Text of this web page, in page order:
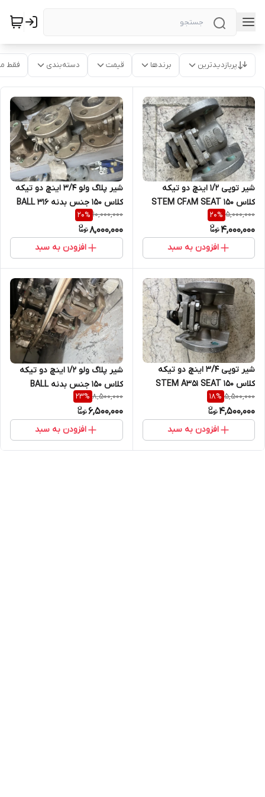
پربازدیدترین برندها قیمت دسته‌بندی فقط
شیر توپی 1/2 اینچ دو تیکه
کلاس 150 STEM CF8M SEAT
CF8M BALL CF8M BODY
CF8M
5,000,000
20%
4,000,000
افزودن به سبد
شیر پلاگ ولو 3/4 اینچ دو تیکه
کلاس 150 جنس بدنه 316 BALL
316 STEM 316
10,000,000
20%
8,000,000
افزودن به سبد
شیر توپی 3/4 اینچ دو تیکه
کلاس 150 STEM A351 SEAT
A351 BALL A351 BODY A351
5,500,000
18%
4,500,000
افزودن به سبد
شیر پلاگ ولو 1/2 اینچ دو تیکه
کلاس 150 جنس بدنه BALL
CF8M STEM CF8M CF8M
8,500,000
23%
6,500,000
افزودن به سبد